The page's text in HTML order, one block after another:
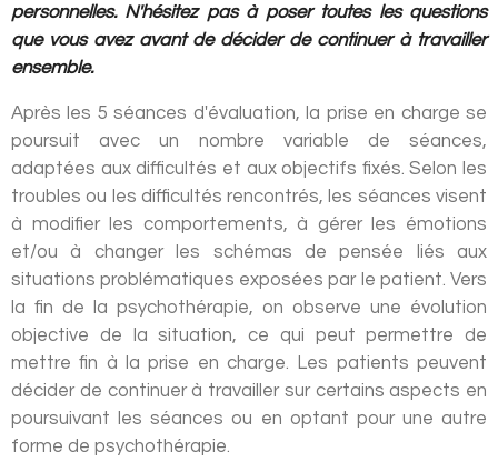
personnelles. N'hésitez pas à poser toutes les questions
que vous avez avant de décider de continuer à travailler
ensemble.
Après les 5 séances d'évaluation, la prise en charge se
poursuit avec un nombre variable de séances,
adaptées aux difficultés et aux objectifs fixés. Selon les
troubles ou les difficultés rencontrés, les séances visent
à modifier les comportements, à gérer les émotions
et/ou à changer les schémas de pensée liés aux
situations problématiques exposées par le patient. Vers
la fin de la psychothérapie, on observe une évolution
objective de la situation, ce qui peut permettre de
mettre fin à la prise en charge. Les patients peuvent
décider de continuer à travailler sur certains aspects en
poursuivant les séances ou en optant pour une autre
forme de psychothérapie.